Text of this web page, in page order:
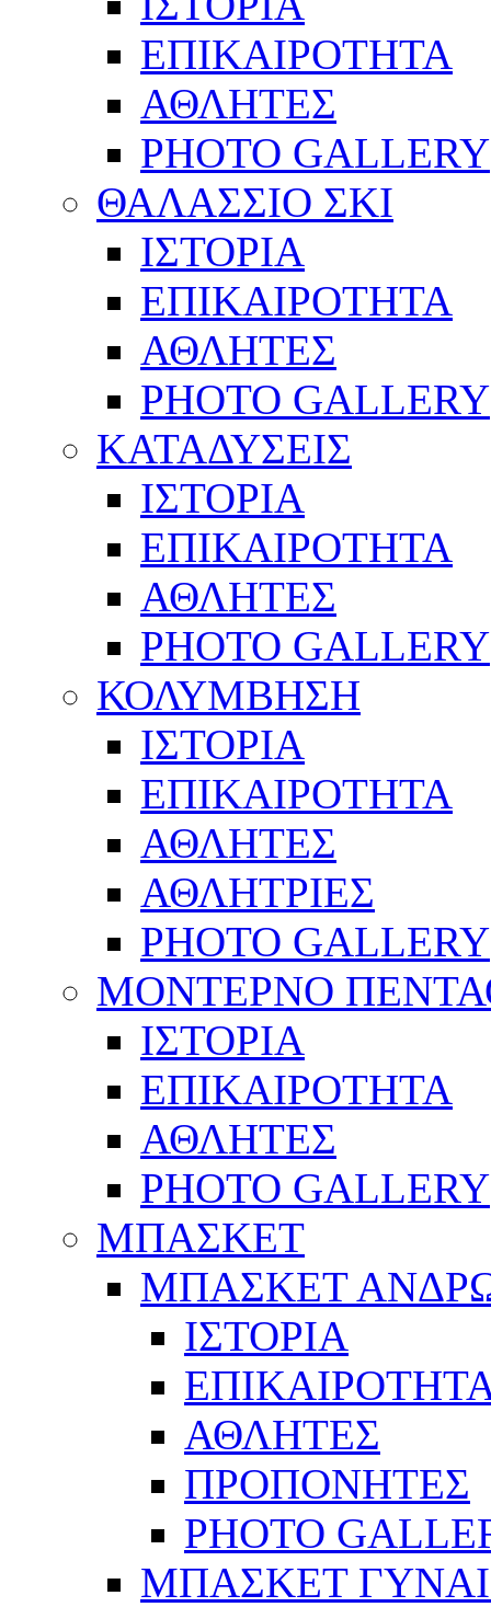
ΕΠΙΚΑΙΡΟΤΗΤΑ
ΑΘΛΗΤΕΣ
PHOTO GALLERY
ΘΑΛΑΣΣΙΟ ΣΚΙ
ΙΣΤΟΡΙΑ
ΕΠΙΚΑΙΡΟΤΗΤΑ
ΑΘΛΗΤΕΣ
PHOTO GALLERY
ΚΑΤΑΔΥΣΕΙΣ
ΙΣΤΟΡΙΑ
ΕΠΙΚΑΙΡΟΤΗΤΑ
ΑΘΛΗΤΕΣ
PHOTO GALLERY
ΚΟΛΥΜΒΗΣΗ
ΙΣΤΟΡΙΑ
ΕΠΙΚΑΙΡΟΤΗΤΑ
ΑΘΛΗΤΕΣ
ΑΘΛΗΤΡΙΕΣ
PHOTO GALLERY
ΜΟΝΤΕΡΝΟ
ΙΣΤΟΡΙΑ
ΕΠΙΚΑΙΡΟΤΗΤΑ
ΑΘΛΗΤΕΣ
PHOTO GALLERY
ΜΠΑΣΚΕΤ
ΜΠΑΣΚΕΤ
ΙΣΤΟΡΙΑ
ΑΘΛΗΤΕΣ
ΠΡΟΠΟΝΗΤΕΣ
PHOTO
ΜΠΑΣΚΕΤ